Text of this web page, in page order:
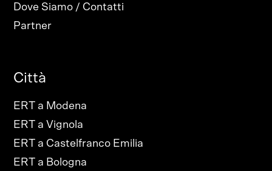
Dove Siamo / Contatti
Partner
Città
ERT a Modena
ERT a Vignola
ERT a Castelfranco Emilia
ERT a Bologna